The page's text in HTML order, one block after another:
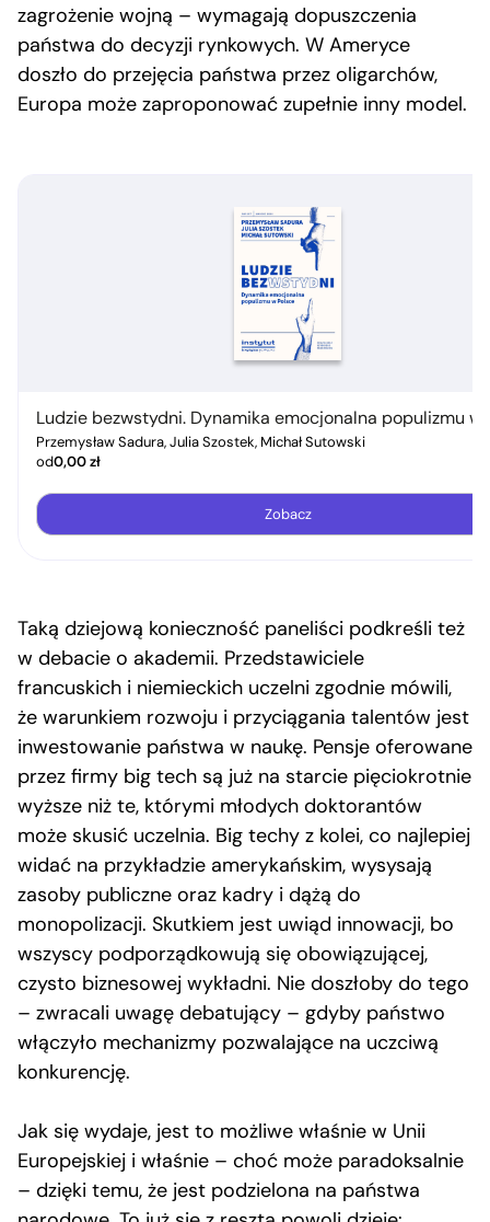
zagrożenie wojną – wymagają dopuszczenia
państwa do decyzji rynkowych. W Ameryce
doszło do przejęcia państwa przez oligarchów,
Europa może zaproponować zupełnie inny model.
Ludzie bezwstydni. Dynamika emocjonalna populizmu w
Przemysław Sadura, Julia Szostek, Michał Sutowski
od0,00zł
Zobacz
Taką dziejową konieczność paneliści podkreśli też
w debacie o akademii. Przedstawiciele
francuskich i niemieckich uczelni zgodnie mówili,
że warunkiem rozwoju i przyciągania talentów jest
inwestowanie państwa w naukę. Pensje oferowane
przez firmy big tech są już na starcie pięciokrotnie
wyższe niż te, którymi młodych doktorantów
może skusić uczelnia. Big techy z kolei, co najlepiej
widać na przykładzie amerykańskim, wysysają
zasoby publiczne oraz kadry i dążą do
monopolizacji. Skutkiem jest uwiąd innowacji, bo
wszyscy podporządkowują się obowiązującej,
czysto biznesowej wykładni. Nie doszłoby do tego
– zwracali uwagę debatujący – gdyby państwo
włączyło mechanizmy pozwalające na uczciwą
konkurencję.
Jak się wydaje, jest to możliwe właśnie w Unii
Europejskiej i właśnie – choć może paradoksalnie
– dzięki temu, że jest podzielona na państwa